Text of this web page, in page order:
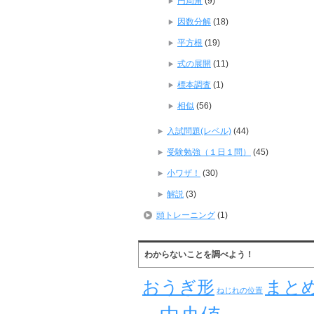
因数分解 (18)
平方根 (19)
式の展開 (11)
標本調査 (1)
相似 (56)
入試問題(レベル) (44)
受験勉強（１日１問） (45)
小ワザ！ (30)
解説 (3)
頭トレーニング (1)
わからないことを調べよう！
おうぎ形 ねじれの位置 まと